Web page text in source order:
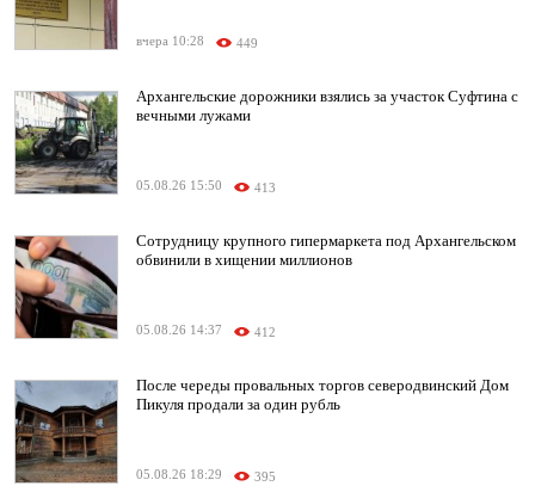
вчера 10:28 449
Архангельские дорожники взялись за участок Суфтина с
вечными лужами
05.08.26 15:50 413
Сотрудницу крупного гипермаркета под Архангельском
обвинили в хищении миллионов
05.08.26 14:37 412
После череды провальных торгов северодвинский Дом
Пикуля продали за один рубль
05.08.26 18:29 395